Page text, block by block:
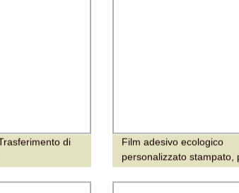
di
Film adesivo ecologico
personalizzato stampato,
compostabile 100% film
biodegradabile